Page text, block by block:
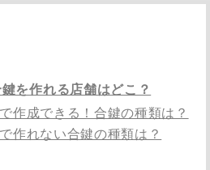
を作れる店舗はどこ？
作成できる！合鍵の種類は？
作れない合鍵の種類は？